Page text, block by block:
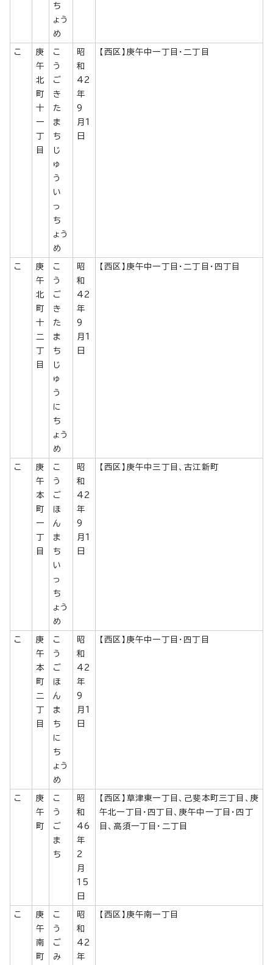
ち
ょう
め
こ
庚
午
北
町
十
一
丁
目
こ
う
ご
き
た
ま
ち
じ
ゅ
う
い
っ
ち
ょう
め
昭
和
42
年
9
月1
日
【西区】庚午中一丁目・二丁目
こ
庚
午
北
町
十
二
丁
目
こ
う
ご
き
た
ま
ち
じ
ゅ
う
に
ち
ょう
め
昭
和
42
年
9
月1
日
【西区】庚午中一丁目・二丁目・四丁目
こ
庚
午
本
町
一
丁
目
こ
う
ご
ほ
ん
ま
ち
い
っ
ち
ょう
め
昭
和
42
年
9
月1
日
【西区】庚午中三丁目、古江新町
こ
庚
午
本
町
二
丁
目
こ
う
ご
ほ
ん
ま
ち
に
ち
ょう
め
昭
和
42
年
9
月1
日
【西区】庚午中一丁目・四丁目
こ
庚
午
町
こ
う
ご
ま
ち
昭
和
46
年
2
月
15
日
【西区】草津東一丁目、己斐本町三丁目、庚
午北一丁目・四丁目、庚午中一丁目・四丁
目、高須一丁目・二丁目
こ
庚
午
南
町
こ
う
ご
み
昭
和
42
年
【西区】庚午南一丁目